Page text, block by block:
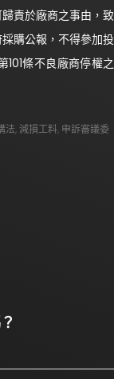
責於廠商之事由，致
購公報，不得參加投
條不良廠商停權之
法, 減損工料, 申訴審議委